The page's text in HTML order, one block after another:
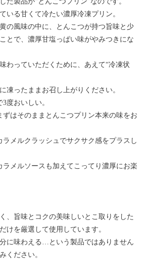
いる甘くて冷たい濃厚冷凍プリン。
の風味の中に、とんこつが持つ旨味と少
とで、濃厚甘塩っぱい味がやみつきにな
わっていただくために、あえて“冷凍状
凍ったままお召し上がりください。
度おいしい。
ずはそのままとんこつプリン本来の味をお
ラメルクラッシュでサクサク感をプラスし
ラメルソースも加えてこってり濃厚にお楽
、旨味とコクの美味しいとこ取りをした
けを厳選して使用しています。
に味わえる…という製品ではありません
ください。